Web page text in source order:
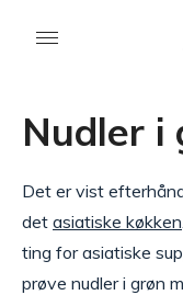
Nudler i
Det er vist
det asiatiske køkken
ting for asiatiske
prøve nudler i grøn